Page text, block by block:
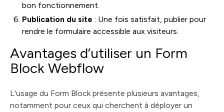
bon fonctionnement.
Publication du site : Une fois satisfait, publier pour
rendre le formulaire accessible aux visiteurs.
Avantages d’utiliser un Form
Block Webflow
L'usage du Form Block présente plusieurs avantages,
notamment pour ceux qui cherchent à déployer un